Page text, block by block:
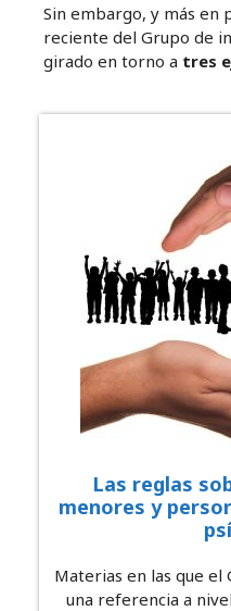
Sin embargo, y más en
reciente del Grupo de
girado en torno a tres
Las reglas
menores y
Materias en las que el
una referencia a